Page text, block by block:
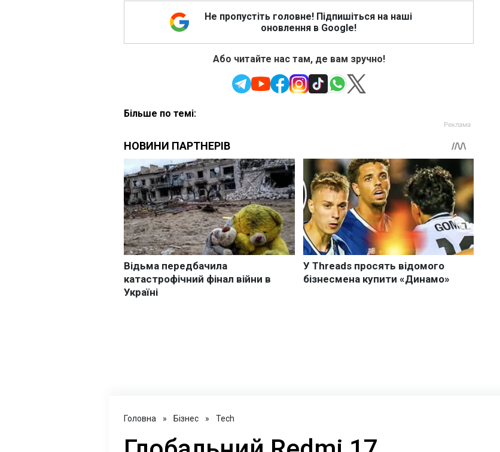
Не пропустіть головне! Підпишіться на наші
оновлення в Google!
Або читайте нас там, де вам зручно!
Більше по темі:
Головна » Бізнес » Tech